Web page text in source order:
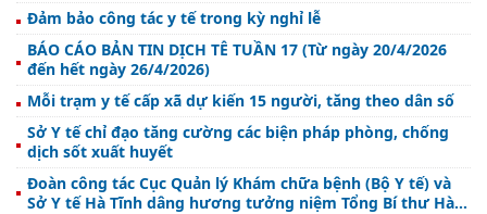
lan rộng
Đảm bảo công tác y tế trong kỳ nghỉ lễ
BÁO CÁO BẢN TIN DỊCH TỄ TUẦN 17 (Từ ngày 20/4/2026
đến hết ngày 26/4/2026)
Mỗi trạm y tế cấp xã dự kiến 15 người, tăng theo dân số
Sở Y tế chỉ đạo tăng cường các biện pháp phòng, chống
dịch sốt xuất huyết
Đoàn công tác Cục Quản lý Khám chữa bệnh (Bộ Y tế) và
Sở Y tế Hà Tĩnh dâng hương tưởng niệm Tổng Bí thư Hà